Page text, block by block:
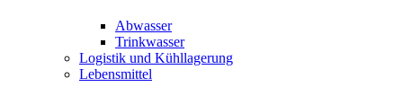
Abwasser
Trinkwasser
Logistik und Kühllagerung
Lebensmittel